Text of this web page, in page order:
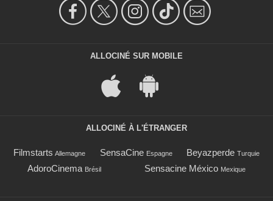
ALLOCINÉ SUR MOBILE
ALLOCINÉ À L'ÉTRANGER
Filmstarts Allemagne SensaCine Espagne Beyazperde Turquie
AdoroCinema Brésil Sensacine México Mexique